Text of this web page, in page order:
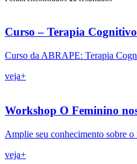
Curso – Terapia
Curso da ABRAPE: Terapia
veja+
Workshop O Feminino
Amplie seu conhecimento sobre
veja+